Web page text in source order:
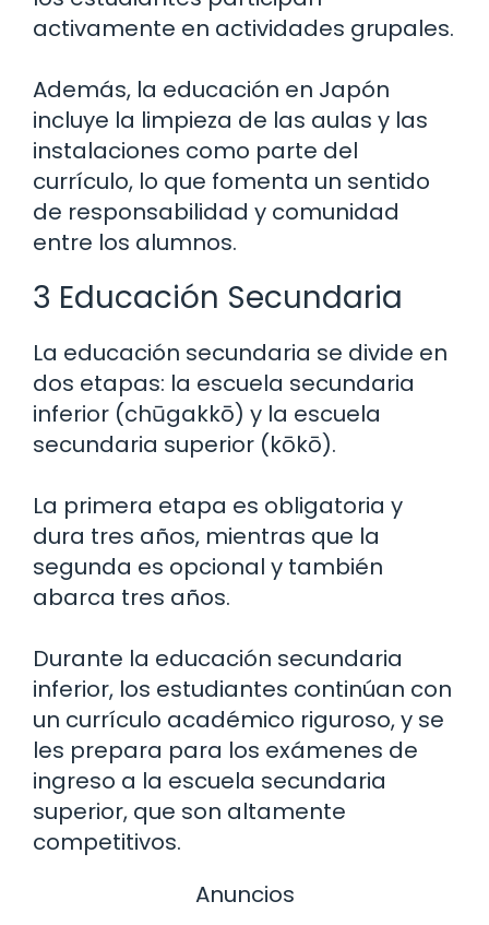
activamente en actividades grupales.
Además, la educación en Japón
incluye la limpieza de las aulas y las
instalaciones como parte del
currículo, lo que fomenta un sentido
de responsabilidad y comunidad
entre los alumnos.
3 Educación Secundaria
La educación secundaria se divide en
dos etapas: la escuela secundaria
inferior (chūgakkō) y la escuela
secundaria superior (kōkō).
La primera etapa es obligatoria y
dura tres años, mientras que la
segunda es opcional y también
abarca tres años.
Durante la educación secundaria
inferior, los estudiantes continúan con
un currículo académico riguroso, y se
les prepara para los exámenes de
ingreso a la escuela secundaria
superior, que son altamente
competitivos.
Anuncios